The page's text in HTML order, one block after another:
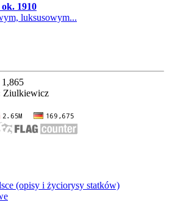
1910
luksusowym...
1,865
Ziulkiewicz
(opisy i życiorysy statków)